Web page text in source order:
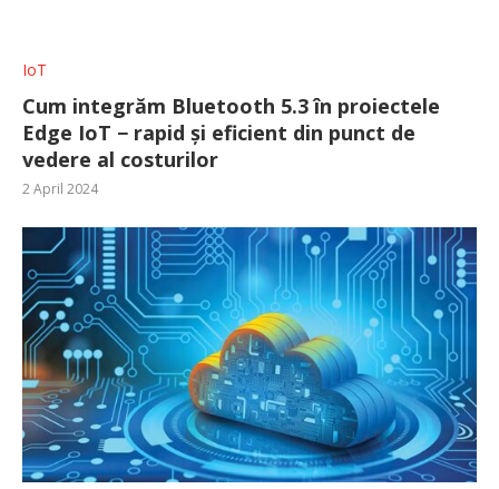
IoT
Cum integrăm Bluetooth 5.3 în proiectele
Edge IoT − rapid și eficient din punct de
vedere al costurilor
2 April 2024